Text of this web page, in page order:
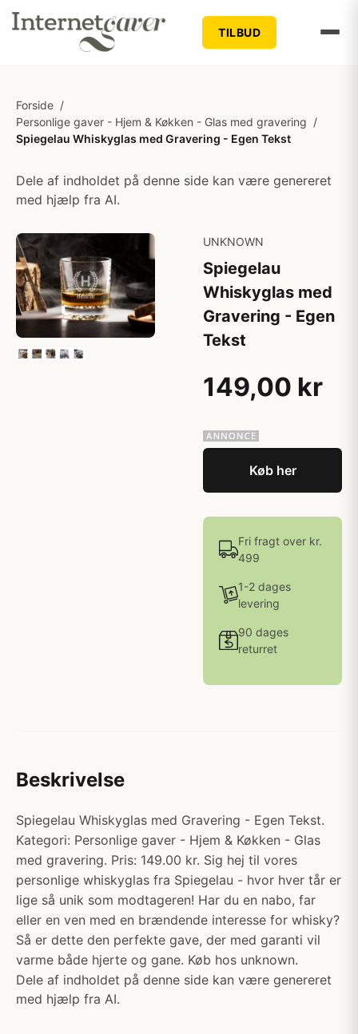
TILBUD
Forside /
Personlige gaver - Hjem & Køkken - Glas med gravering /
Spiegelau Whiskyglas med Gravering - Egen Tekst
Dele af indholdet på denne side kan være genereret
med hjælp fra AI.
UNKNOWN
Spiegelau
Whiskyglas med
Gravering - Egen
Tekst
149,00 kr
Køb her
Fri fragt over kr.
499
1-2 dages
levering
90 dages
returret
Beskrivelse
Spiegelau Whiskyglas med Gravering - Egen Tekst.
Kategori: Personlige gaver - Hjem & Køkken - Glas
med gravering. Pris: 149.00 kr. Sig hej til vores
personlige whiskyglas fra Spiegelau - hvor hver tår er
lige så unik som modtageren! Har du en nabo, far
eller en ven med en brændende interesse for whisky?
Så er dette den perfekte gave, der med garanti vil
varme både hjerte og gane. Køb hos unknown.
Dele af indholdet på denne side kan være genereret
med hjælp fra AI.